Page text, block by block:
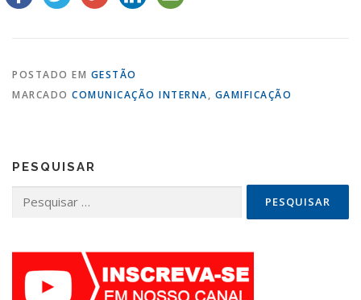
POSTADO EM GESTÃO
MARCADO COMUNICAÇÃO INTERNA, GAMIFICAÇÃO
PESQUISAR
por: